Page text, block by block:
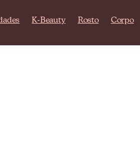
K-Beauty Rosto Corpo